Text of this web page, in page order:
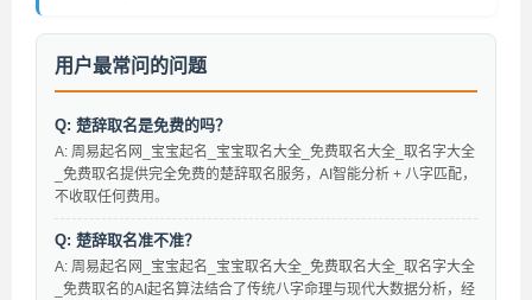
用户最常问的问题
Q: 楚辞取名是免费的吗？
A: 周易起名网_宝宝起名_宝宝取名大全_免费取名大全_取名字大全
_免费取名提供完全免费的楚辞取名服务，AI智能分析 + 八字匹配，
不收取任何费用。
Q: 楚辞取名准不准？
A: 周易起名网_宝宝起名_宝宝取名大全_免费取名大全_取名字大全
_免费取名的AI起名算法结合了传统八字命理与现代大数据分析，经